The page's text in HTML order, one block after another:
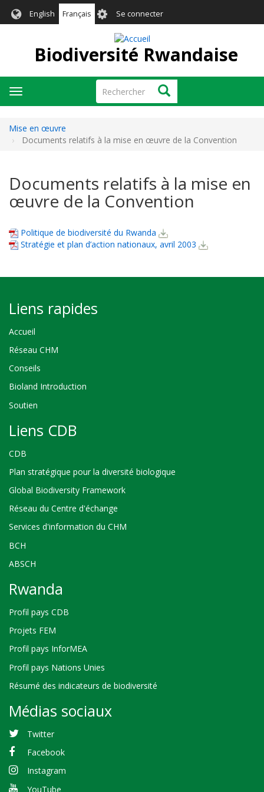
English Français User
account
menu
Se connecter
Biodiversité Rwandaise
Rechercher Rechercher
Toggle
navigation
Mise en œuvre
Documents relatifs à la mise en œuvre de la Convention
Documents relatifs à la mise en
œuvre de la Convention
Politique de biodiversité du Rwanda
Stratégie et plan d’action nationaux, avril 2003
Liens rapides
Accueil
Réseau CHM
Conseils
Bioland Introduction
Soutien
Liens CDB
CDB
Plan stratégique pour la diversité biologique
Global Biodiversity Framework
Réseau du Centre d'échange
Services d'information du CHM
BCH
ABSCH
Rwanda
Profil pays CDB
Projets FEM
Profil pays InforMEA
Profil pays Nations Unies
Résumé des indicateurs de biodiversité
Médias sociaux
Twitter
Facebook
Instagram
YouTube